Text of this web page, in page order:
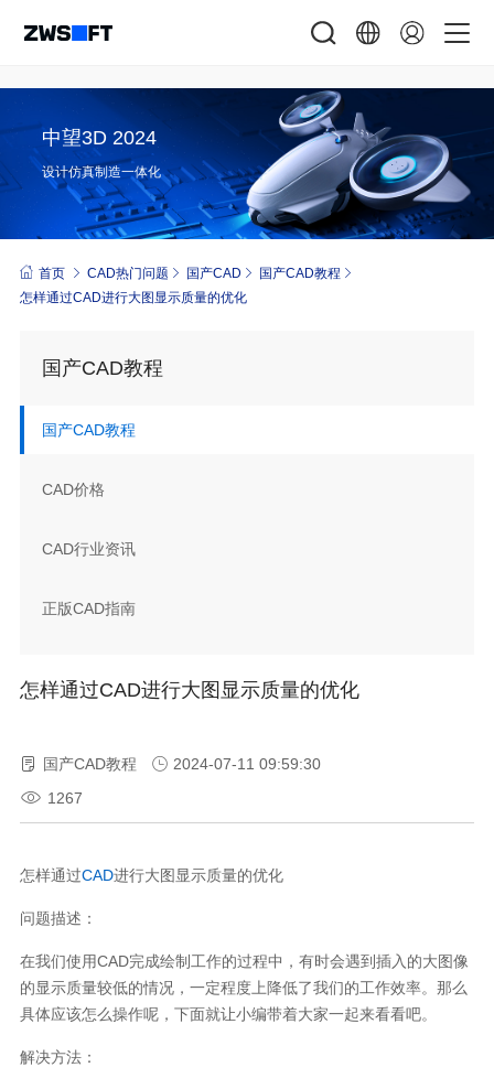
中望3D 2024
设计仿真制造一体化
首页 CAD热门问题 国产CAD
国产CAD教程
怎样通过CAD 进行大图显示质量的优化
国产CAD教程
国产CAD教程
CAD价格
CAD行业资讯
正版CAD指南
怎样通过CAD 进行大图显示质量的优化
国产CAD教程
2024-07-11 09:59:30
1267
怎样通过CAD进行大图显示质量的优化
问题描述：
在我们使用CAD完成绘制工作的过程中，有时会遇到插入的大图像
的显示质量较低的情况，一定程度上降低了我们的工作效率。那么
具体应该怎么操作呢，下面就让小编带着大家一起来看看吧。
解决方法：